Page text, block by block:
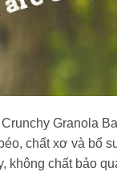
Granola
chất xơ và bổ
không chất bảo